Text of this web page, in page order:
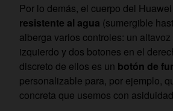
Por lo demás, el cuerpo del
resistente al agua (sumergible
alberga varios controles: un
izquierdo y dos botones en el
discreto de ellos es un botón de
personalizable para, por ejemplo,
concreta que usemos con